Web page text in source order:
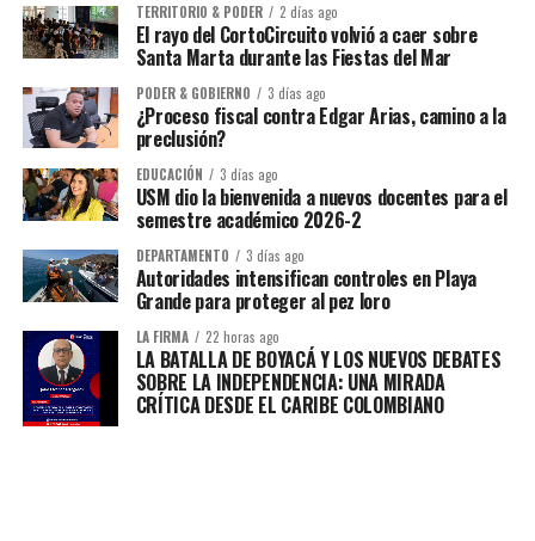
TERRITORIO & PODER 2 días ago
El rayo del CortoCircuito volvió a caer sobre
Santa Marta durante las Fiestas del Mar
PODER & GOBIERNO 3 días ago
¿Proceso fiscal contra Edgar Arias, camino a la
preclusión?
EDUCACIÓN 3 días ago
USM dio la bienvenida a nuevos docentes para el
semestre académico 2026-2
DEPARTAMENTO 3 días ago
Autoridades intensifican controles en Playa
Grande para proteger al pez loro
LA FIRMA 22 horas ago
LA BATALLA DE BOYACÁ Y LOS NUEVOS DEBATES
SOBRE LA INDEPENDENCIA: UNA MIRADA
CRÍTICA DESDE EL CARIBE COLOMBIANO